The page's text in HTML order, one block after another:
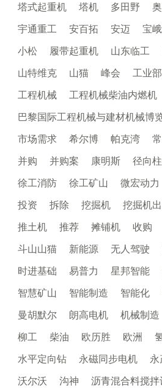
塔式起重机
塔机 多田野
宇通重工
安百拓 安迈 宝峨
小松
履带起重机 山东临工
山特维克
山猫 峰会 工业
工程机械
工程机械柴油内燃机
巴黎国际工程机械与建材机械博
市场需求
希尔博 帕克湾
并购
并购案 康明斯 径向
徐工消防
徐工矿山 微宏动力
投资
拆除 挖掘机 挖掘机
推土机
推荐 摊铺机 收购
斗山山猫
新能源 无人驾驶
时进基础
易普力 星邦智能
智慧矿山
智能制造 智能化
曼胡默尔
朗高电机 机械制造
柳工
柴油 欧历胜 欧洲
水平定向钻
永磁同步电机 永
沃尔沃
沟神 沥青混合料搅拌